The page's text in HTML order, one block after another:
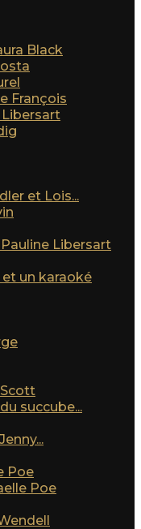
Black
François
et Lois...
Libersart
un karaoké
succube...
Poe
Poe